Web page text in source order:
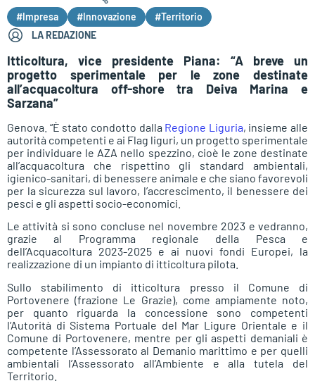
#Impresa
#Innovazione
#Territorio
LA REDAZIONE
Itticoltura, vice presidente Piana: “A breve un
progetto sperimentale per le zone destinate
all’acquacoltura off-shore tra Deiva Marina e
Sarzana”
Genova. “È stato condotto dalla Regione Liguria, insieme alle
autorità competenti e ai Flag liguri, un progetto sperimentale
per individuare le AZA nello spezzino, cioè le zone destinate
all’acquacoltura che rispettino gli standard ambientali,
igienico-sanitari, di benessere animale e che siano favorevoli
per la sicurezza sul lavoro, l’accrescimento, il benessere dei
pesci e gli aspetti socio-economici.
Le attività si sono concluse nel novembre 2023 e vedranno,
grazie al Programma regionale della Pesca e
dell’Acquacoltura 2023-2025 e ai nuovi fondi Europei, la
realizzazione di un impianto di itticoltura pilota.
Sullo stabilimento di itticoltura presso il Comune di
Portovenere (frazione Le Grazie), come ampiamente noto,
per quanto riguarda la concessione sono competenti
l’Autorità di Sistema Portuale del Mar Ligure Orientale e il
Comune di Portovenere, mentre per gli aspetti demaniali è
competente l’Assessorato al Demanio marittimo e per quelli
ambientali l’Assessorato all’Ambiente e alla tutela del
Territorio.